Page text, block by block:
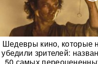
Шедевры кино, которые
убедили зрителей:
50 самых